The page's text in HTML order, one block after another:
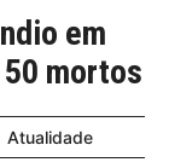
em
mortos
Atualidade